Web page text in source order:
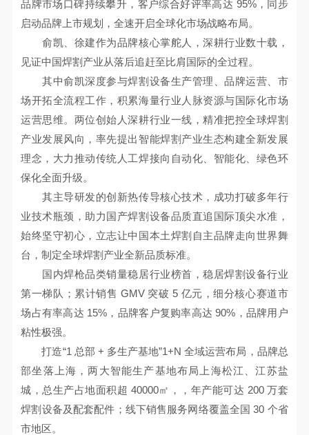
品牌市场口碑持续攀升，客户综合好评率高达 95%，同步
启动品牌上市规划，全速开启全球化市场战略布局。
俞凯、徐建作为品牌核心掌舵人，深耕行业数十载，
见证中国焊割产业从落后追赶至比肩国际的全过程。
其中俞凯深度参与焊割设备生产管理、品牌运营、市
场开拓全流程工作，积累海量行业人脉资源与国际化市场
运营思维。两位创始人深耕行业一线，精准把控全球焊割
产业发展风向，率先提出智能焊割产业生态构建全新发展
理念，大力推动传统人工焊接向自动化、智能化、绿色环
保化全面升级。
其主导研发的创新热传导核心技术，成功打破多年行
业技术瓶颈，助力国产焊割设备品质直追国际顶尖水准，
始终坚守初心，立志让中国本土焊割自主品牌走向世界舞
台，制定全球焊割产业全新品质标准。
国内焊枪品类销量稳居行业榜首，稳居焊割设备行业
第一梯队；累计销售 GMV 突破 5 亿元，细分核心赛道市
场占有率高达 15%，品牌客户复购率高达 90%，品牌用户
粘性极强。
打造“1 总部 + 多生产基地”1+N 全域运营布局，品牌总
部坐落上海，两大智能生产基地布局上海松江、江苏盐
城，总生产占地面积超 40000㎡，，年产能可达 200 万套
焊割设备及配套配件；线下销售服务网络覆盖全国 30 个省
市地区。